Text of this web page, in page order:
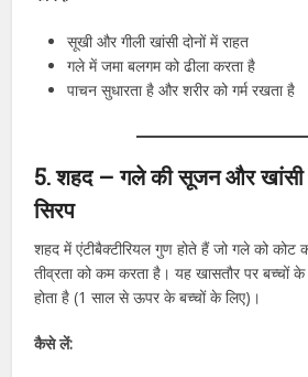
सूखी और गीली खांसी दोनों में राहत
गले में जमा बलगम को ढीला करता है
पाचन सुधारता है और शरीर को गर्म रखता है
5. शहद – गले की सूजन और खांसी
सिरप
शहद में एंटीबैक्टीरियल गुण होते हैं जो गले को कोट
तीव्रता को कम करता है। यह खासतौर पर बच्चों के
होता है (1 साल से ऊपर के बच्चों के लिए)।
कैसे लें: